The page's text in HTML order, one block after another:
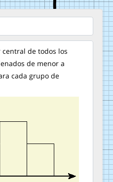
de todos los
de menor a
cada grupo de